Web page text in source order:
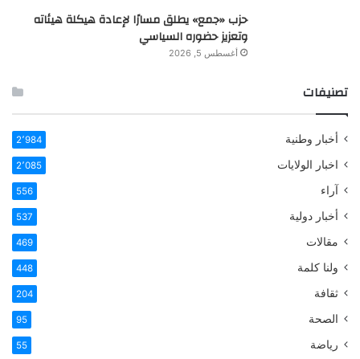
حزب «جمع» يطلق مسارًا لإعادة هيكلة هيئاته
وتعزيز حضوره السياسي
أغسطس 5, 2026
تصنيفات
أخبار وطنية 2٬984
اخبار الولايات 2٬085
آراء 556
أخبار دولية 537
مقالات 469
ولنا كلمة 448
ثقافة 204
الصحة 95
رياضة 55